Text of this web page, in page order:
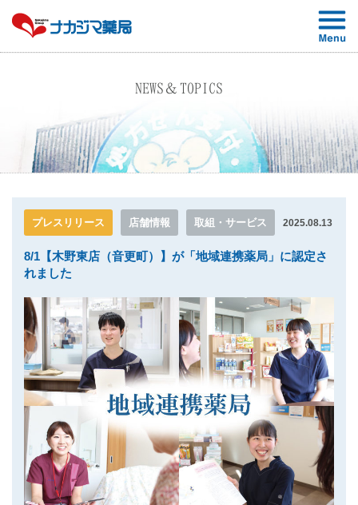
NEWS＆TOPICS
プレスリリース 店舗情報 取組・サービス 2025.08.13
8/1【木野東店（音更町）】が「地域連携薬局」に認定さ
れました